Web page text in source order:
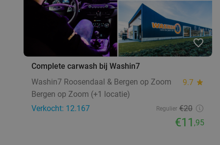
favorite_border
Complete carwash bij Washin7
Washin7 Roosendaal & Bergen op Zoom
9.7 star
Bergen op Zoom (+1 locatie)
Verkocht: 12.167
Regulier €20
€11 ,95